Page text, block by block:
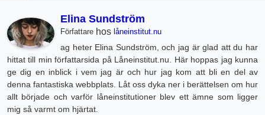
Elina Sundström
Författare hos låneinstitut.nu
ag heter Elina Sundström, och jag är glad att du har
hittat till min författarsida på Låneinstitut.nu. Här hoppas jag kunna
ge dig en inblick i vem jag är och hur jag kom att bli en del av
denna fantastiska webbplats. Låt oss dyka ner i berättelsen om hur
allt började och varför låneinstitutioner blev ett ämne som ligger
mig så varmt om hjärtat.